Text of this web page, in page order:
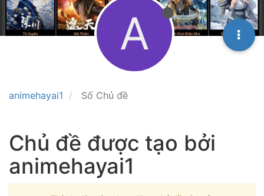
animehayai1 Số Chủ đề
A
Chủ đề được tạo bởi
animehayai1